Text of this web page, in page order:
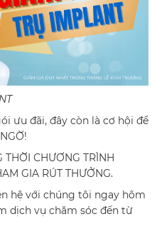
ưu đãi, đây còn là cơ hội để
CHƯƠNG TRÌNH
GIA RÚT THƯỞNG.
hệ với chúng tôi ngay hôm
dịch vụ chăm sóc đến từ